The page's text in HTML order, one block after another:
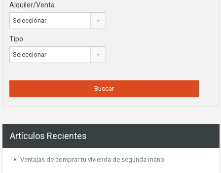
Alquiler/Venta
Seleccionar
Tipo
Seleccionar
Artículos Recientes
Ventajas de comprar tu vivienda de segunda mano